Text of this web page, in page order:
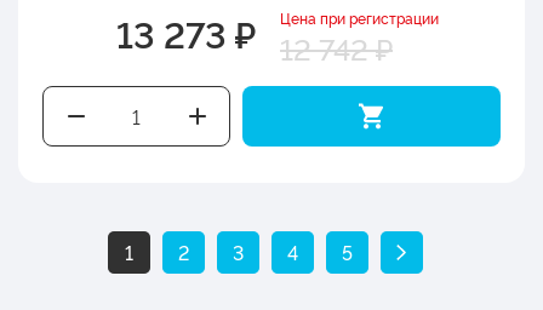
13 273 ₽ Цена при регистрации
12 742 ₽
1 2 3 4 5